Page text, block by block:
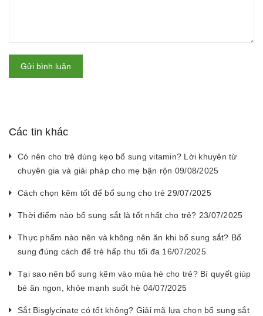
Gửi bình luận
Các tin khác
Có nên cho trẻ dùng kẹo bổ sung vitamin? Lời khuyên từ
chuyên gia và giải pháp cho mẹ bận rộn 09/08/2025
Cách chọn kẽm tốt để bổ sung cho trẻ 29/07/2025
Thời điểm nào bổ sung sắt là tốt nhất cho trẻ? 23/07/2025
Thực phẩm nào nên và không nên ăn khi bổ sung sắt? Bổ
sung đúng cách để trẻ hấp thu tối đa 16/07/2025
Tại sao nên bổ sung kẽm vào mùa hè cho trẻ? Bí quyết giúp
bé ăn ngon, khỏe mạnh suốt hè 04/07/2025
Sắt Bisglycinate có tốt không? Giải mã lựa chọn bổ sung sắt